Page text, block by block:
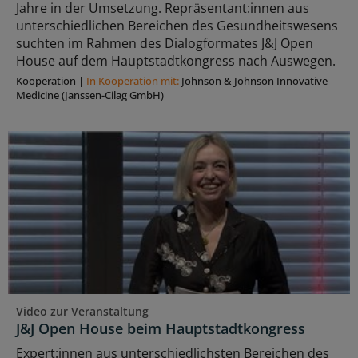
Jahre in der Umsetzung. Repräsentant:innen aus
unterschiedlichen Bereichen des Gesundheitswesens
suchten im Rahmen des Dialogformates J&J Open
House auf dem Hauptstadtkongress nach Auswegen.
Kooperation | In Kooperation mit: Johnson & Johnson Innovative
Medicine (Janssen-Cilag GmbH)
Video zur Veranstaltung
J&J Open House beim Hauptstadtkongress
Expert:innen aus unterschiedlichsten Bereichen des